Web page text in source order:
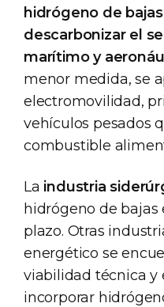
hidrógeno de
descarbonizar el
marítimo y
menor medida, se
electromovilidad,
vehículos pesados
combustible
La industria
hidrógeno de
plazo. Otras
energético se
viabilidad técnica y
incorporar